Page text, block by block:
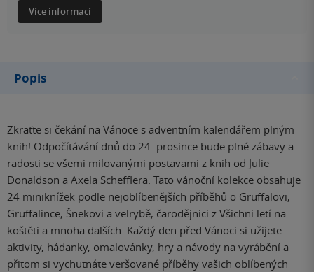
Více informací
Popis
Zkraťte si čekání na Vánoce s adventním kalendářem plným
knih! Odpočítávání dnů do 24. prosince bude plné zábavy a
radosti se všemi milovanými postavami z knih od Julie
Donaldson a Axela Schefflera. Tato vánoční kolekce obsahuje
24 miniknížek podle nejoblíbenějších příběhů o Gruffalovi,
Gruffalince, Šnekovi a velrybě, čarodějnici z Všichni letí na
koštěti a mnoha dalších. Každý den před Vánoci si užijete
aktivity, hádanky, omalovánky, hry a návody na vyrábění a
přitom si vychutnáte veršované příběhy vašich oblíbených